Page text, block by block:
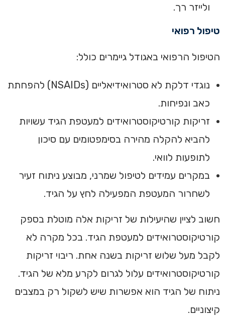
ולייזר רך.
טיפול רפואי
הטיפול הרפואי באגודל גיימרים כולל:
נוגדי דלקת לא סטרואידיאליים (NSAIDs) להפחתת
כאב ונפיחות.
זריקות קורטיקוסטרואידים למעטפת הגיד עשויות
להביא להקלה מהירה בסימפטומים עם סיכון
לתופעות לוואי.
במקרים עמידים לטיפול שמרני, מבוצע ניתוח זעיר
לשחרור המעטפת המפעילה לחץ על הגיד.
חשוב לציין שהיעילות של זריקות אלה מוטלת בספק
קורטיקוסטרואידים למעטפת הגיד. בכל מקרה לא
לקבל מעל שלוש זריקות בשנה אחת. ריבוי זריקות
קורטיקוסטרואידים עלול לגרום לקרע מלא של הגיד.
ניתוח של הגיד הוא אפשרות שיש לשקול רק במצבים
קיצוניים.